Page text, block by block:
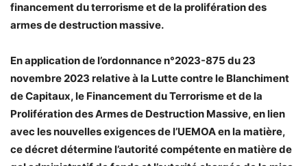
financement du terrorisme et de la prolifération des
armes de destruction massive.
En application de l’ordonnance n°2023-875 du 23
novembre 2023 relative à la Lutte contre le Blanchiment
de Capitaux, le Financement du Terrorisme et de la
Prolifération des Armes de Destruction Massive, en lien
avec les nouvelles exigences de l’UEMOA en la matière,
ce décret détermine l’autorité compétente en matière de